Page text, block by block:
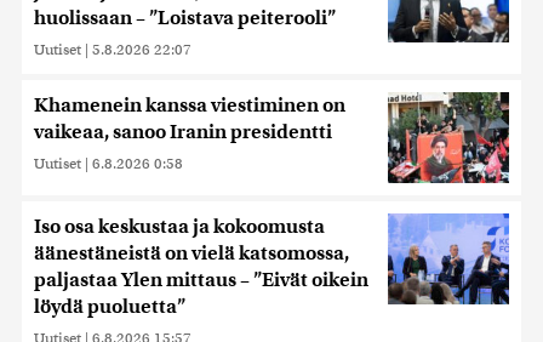
huolissaan – ”Loistava peiterooli”
Uutiset | 5.8.2026 22:07
Khamenein kanssa viestiminen on
vaikeaa, sanoo Iranin presidentti
Uutiset | 6.8.2026 0:58
Iso osa keskustaa ja kokoomusta
äänestäneistä on vielä katsomossa,
paljastaa Ylen mittaus – ”Eivät oikein
löydä puoluetta”
Uutiset | 6.8.2026 15:57